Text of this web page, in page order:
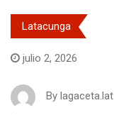
Latacunga
julio 2, 2026
By lagaceta.lat